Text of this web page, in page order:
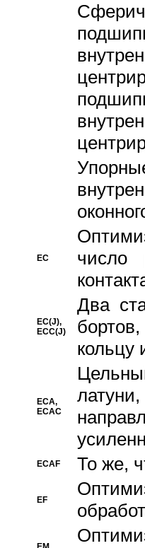
EC
число
EC(J),
ECC(J)
Два
кольцу
ECA,
ECAC
ECAF То же,
EF